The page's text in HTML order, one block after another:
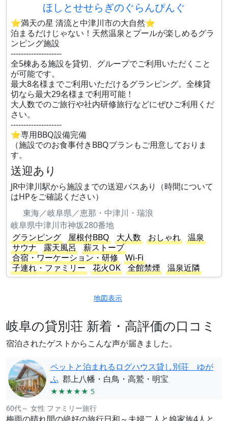
ほしとせせらぎのぐらんぴんぐ
⭐満天の星 清流と中津川市の大自然⭐
泊まるだけじゃない！天然温泉とプールが楽しめるグラ
ンピング施設
--------------------
全5棟ある施設を貸切、グループでご利用いただくこと
が可能です。
最大8名様までご利用いただけるグランピング。全棟貸
切なら最大29名様まで利用可能！
大人数でのご旅行や社内研修旅行などにぜひご利用くだ
さい。
--------------------
⭐専用BBQ設備完備
（施設でのお食事付きBBQプランもご用意しておりま
す。
送迎あり
JR中津川駅から施設までの送迎バスあり（時間について
はHPをご確認ください）
東海／岐阜県／恵那・中津川・瑞浪
岐阜県中津川市神坂280番地
グランピング
屋根付BBQ 大人数 おしゃれ
温泉
サウナ
露天風呂
薪ストーブ
合宿・ワーケーション・研修
Wi-Fi
子連れ・ファミリー
花火OK 全館禁煙 温泉近隣
地図表示
岐阜の貸別荘 新着・高評価の口コミ
宿泊されたゲストからこんな声が届きました。
ペットと泊まれるログハウス貸し別荘 ゆが
ふ 郡上八幡・白鳥・高鷲・明宝
★★★★★ 5
60代～ 女性 ファミリー旅行